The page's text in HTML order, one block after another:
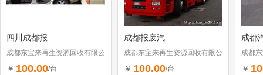
四川成都报
成都东宝来再生资源回收有限公
司
￥ 100.00/台
成都报废汽
成都东宝来再生资源回收有限公
司
￥ 100.00/台
成都
成都
司
￥